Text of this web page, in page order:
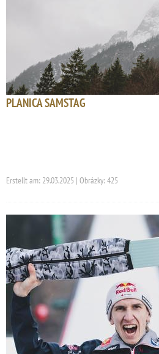
PLANICA SAMSTAG
Erstellt am: 29.03.2025 | Obrázky: 425